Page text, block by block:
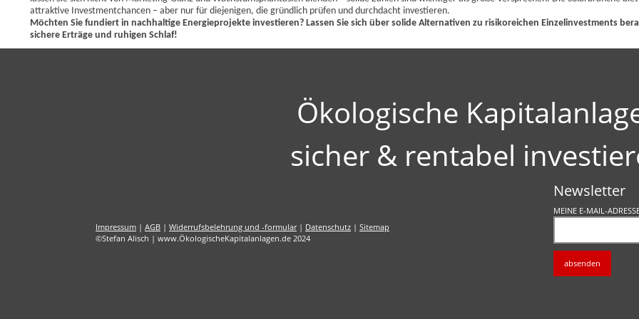
attraktive Investmentchancen – aber nur für diejenigen, die gründlich prüfen und durchdacht investieren.
Möchten Sie fundiert in nachhaltige Energieprojekte investieren? Lassen Sie sich über solide Alternativen zu risikoreichen Einzelinvestments
sichere Erträge und ruhigen Schlaf!
Ökologische
sicher & rentabel
Impressum | AGB | Widerrufsbelehrung und -formular| Datenschutz | Sitemap
©Stefan Alisch | www.ÖkologischeKapitalanlagen.de 2024
Newsletter
MEINE E-MAIL-